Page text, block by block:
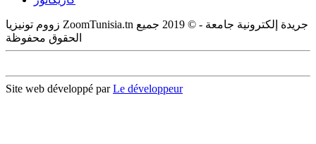
زووم تونيزيا ZoomTunisia.tn جريدة إلكترونية جامعة - © 2019 جميع
الحقوق محفوظة
Site web développé parLe développeur